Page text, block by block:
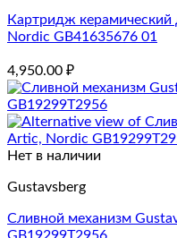
Картридж керамический
Nordic GB41635676 01
4,950.00 ₽
Нет в наличии
Gustavsberg
Сливной механизм